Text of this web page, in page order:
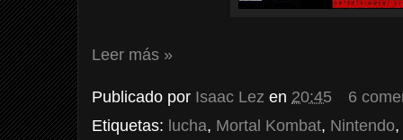
Leer más »
Publicado por Isaac Lez en 20:45
6
Etiquetas: lucha, Mortal Kombat, Nintendo,